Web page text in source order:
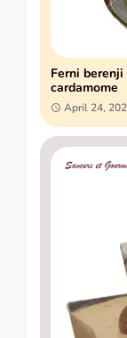
Ferni
cardamome
April 24,